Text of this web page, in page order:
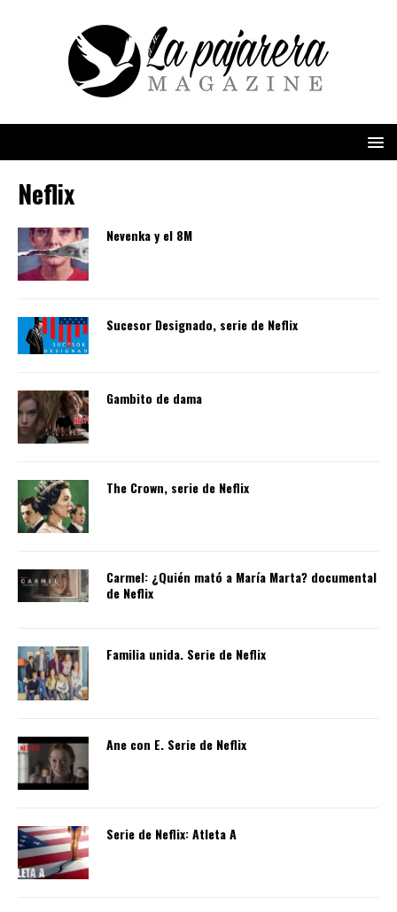
Neflix
Nevenka y el 8M
Sucesor Designado, serie de Neflix
Gambito de dama
The Crown, serie de Neflix
Carmel: ¿Quién mató a María Marta? documental
de Neflix
Familia unida. Serie de Neflix
Ane con E. Serie de Neflix
Serie de Neflix: Atleta A